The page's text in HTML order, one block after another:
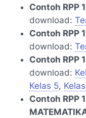
Contoh RPP
download:
Contoh RPP
download:
Contoh RPP
download:
Kelas 5,
Contoh RPP